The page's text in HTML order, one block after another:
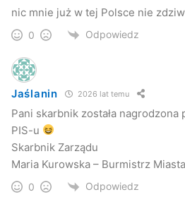
nic mnie już w tej Polsce nie
0 Odpowiedz
Jaślanin 2026 lat temu
Pani skarbnik została
PIS-u
Skarbnik Zarządu
Maria Kurowska – Burmistrz Miasta
0 Odpowiedz